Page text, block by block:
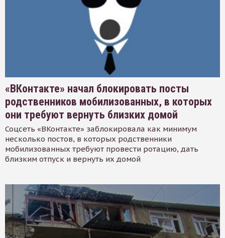
«ВКонтакте» начал блокировать посты
родственников мобилизованных, в которых
они требуют вернуть близких домой
Соцсеть «ВКонтакте» заблокировала как минимум
несколько постов, в которых родственники
мобилизованных требуют провести ротацию, дать
близким отпуск и вернуть их домой